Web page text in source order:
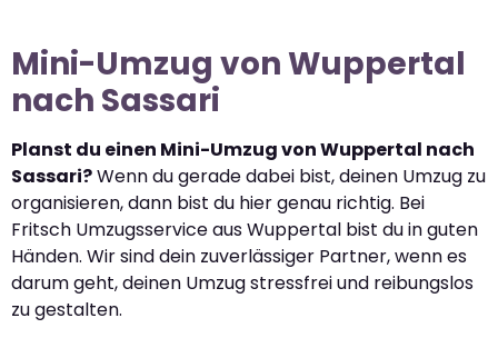
Mini-Umzug von Wuppertal
nach Sassari
Planst du einen Mini-Umzug von Wuppertal nach
Sassari?Wenn du gerade dabei bist, deinen Umzug zu
organisieren, dann bist du hier genau richtig. Bei
Fritsch Umzugsservice aus Wuppertal bist du in guten
Händen. Wir sind dein zuverlässiger Partner, wenn es
darum geht, deinen Umzug stressfrei und reibungslos
zu gestalten.